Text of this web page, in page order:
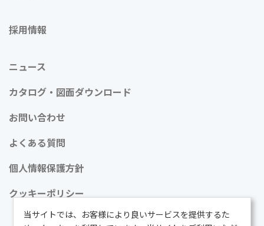
採用情報
ニュース
カタログ・図面ダウンロード
お問い合わせ
よくある質問
個人情報保護方針
クッキーポリシー
当サイトでは、お客様により良いサービスを提供するた